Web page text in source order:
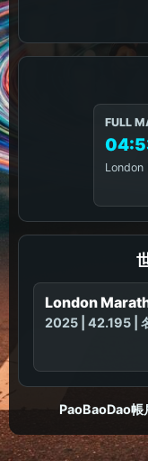
FULL
London
London
2025 | 42.195 |
PaoBaoDao帳